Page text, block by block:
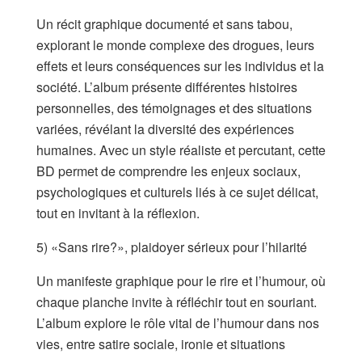
Un récit graphique documenté et sans tabou,
explorant le monde complexe des drogues, leurs
effets et leurs conséquences sur les individus et la
société. L’album présente différentes histoires
personnelles, des témoignages et des situations
variées, révélant la diversité des expériences
humaines. Avec un style réaliste et percutant, cette
BD permet de comprendre les enjeux sociaux,
psychologiques et culturels liés à ce sujet délicat,
tout en invitant à la réflexion.
5) «Sans rire?», plaidoyer sérieux pour l’hilarité
Un manifeste graphique pour le rire et l’humour, où
chaque planche invite à réfléchir tout en souriant.
L’album explore le rôle vital de l’humour dans nos
vies, entre satire sociale, ironie et situations